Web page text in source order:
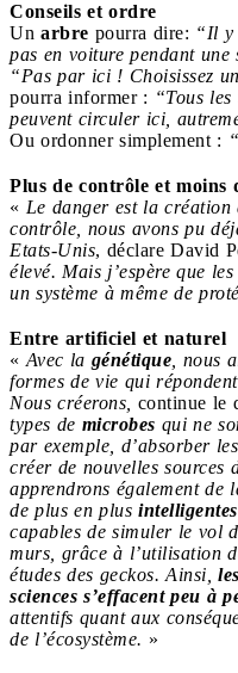
Conseils et ordre
Un arbre pourra dire: “Il y
pas en voiture pendant une
“Pas par ici ! Choisissez
pourra informer : “Tous
peuvent circuler ici,
Ou ordonner simplement :
Plus de contrôle et moins
« Le danger est la création
contrôle, nous avons pu
Etats-Unis, déclare David
élevé. Mais j’espère que
un système à même de
Entre artificiel et naturel
« Avec la génétique , nous
formes de vie qui
Nous créerons, continue le
types de microbes qui ne
par exemple, d’absorber
créer de nouvelles sources
apprendrons également de
de plus en plus intelligentes
capables de simuler le vol
murs, grâce à l’utilisation
études des geckos. Ainsi,
sciences s’effacent peu à
attentifs quant aux
de l’écosystème. »